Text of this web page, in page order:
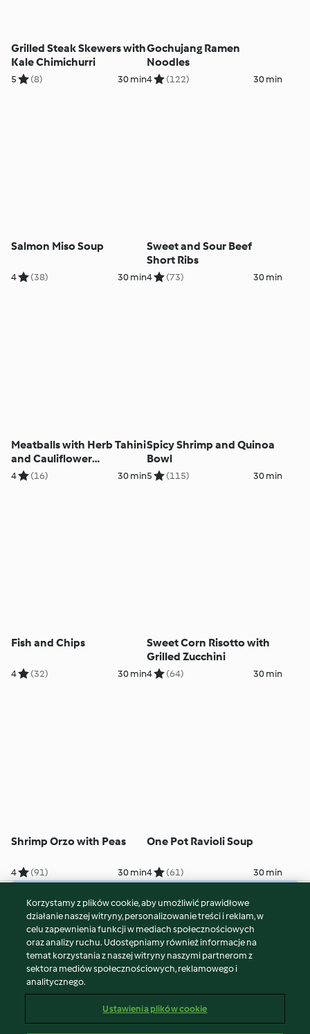
Grilled Steak Skewers with
Kale Chimichurri
5 (8) 30 min
Gochujang Ramen
Noodles
4 (122) 30 min
Salmon Miso Soup
4 (38) 30 min
Sweet and Sour Beef
Short Ribs
4 (73) 30 min
Meatballs with Herb Tahini
and Cauliflower
Tabbouleh
4 (16) 30 min
Spicy Shrimp and Quinoa
Bowl
5 (115) 30 min
Fish and Chips
4 (32) 30 min
Sweet Corn Risotto with
Grilled Zucchini
4 (64) 30 min
Shrimp Orzo with Peas
4 (91) 30 min
One Pot Ravioli Soup
4 (61) 30 min
© Copyright 2026
Warunki korzystania
Polityka prywatności
Disclaimer
Znak wydawcy
Zgłoś treść
Korzystamy z plików cookie, aby umożliwić prawidłowe
działanie naszej witryny, personalizowanie treści i reklam, w
celu zapewnienia funkcji w mediach społecznościowych
oraz analizy ruchu. Udostępniamy również informacje na
temat korzystania z naszej witryny naszymi partnerom z
sektora mediów społecznościowych, reklamowego i
analitycznego.
Ustawienia plików cookie